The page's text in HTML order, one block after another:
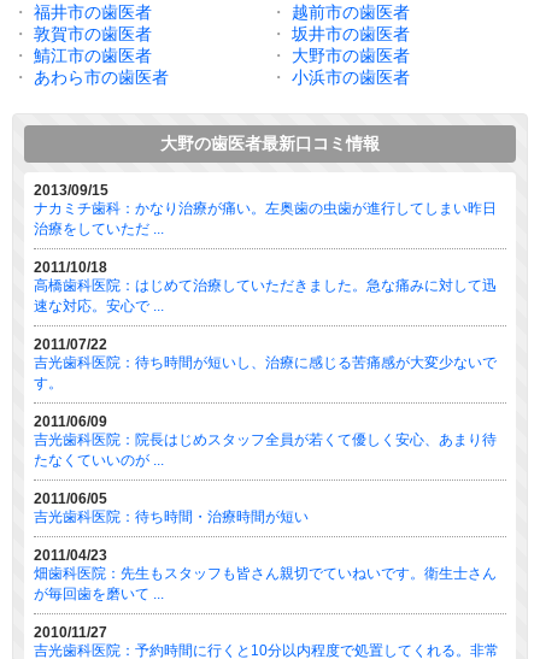
・ 福井市の歯医者 ・
越前市の歯医者
・
敦賀市の歯医者 ・
坂井市の歯医者
・
鯖江市の歯医者 ・
大野市の歯医者
・
あわら市の歯医者 ・ 小浜市の歯医者
大野の歯医者最新口コミ情報
2013/09/15
ナカミチ歯科：かなり治療が痛い。左奥歯の虫歯が進行してしまい昨日
治療をしていただ ...
2011/10/18
高橋歯科医院：はじめて治療していただきました。急な痛みに対して迅
速な対応。安心で ...
2011/07/22
吉光歯科医院：待ち時間が短いし、治療に感じる苦痛感が大変少ないで
す。
2011/06/09
吉光歯科医院：院長はじめスタッフ全員が若くて優しく安心、あまり待
たなくていいのが ...
2011/06/05
吉光歯科医院：待ち時間・治療時間が短い
2011/04/23
畑歯科医院：先生もスタッフも皆さん親切でていねいです。衛生士さん
が毎回歯を磨いて ...
2010/11/27
吉光歯科医院：予約時間に行くと10分以内程度で処置してくれる。非常